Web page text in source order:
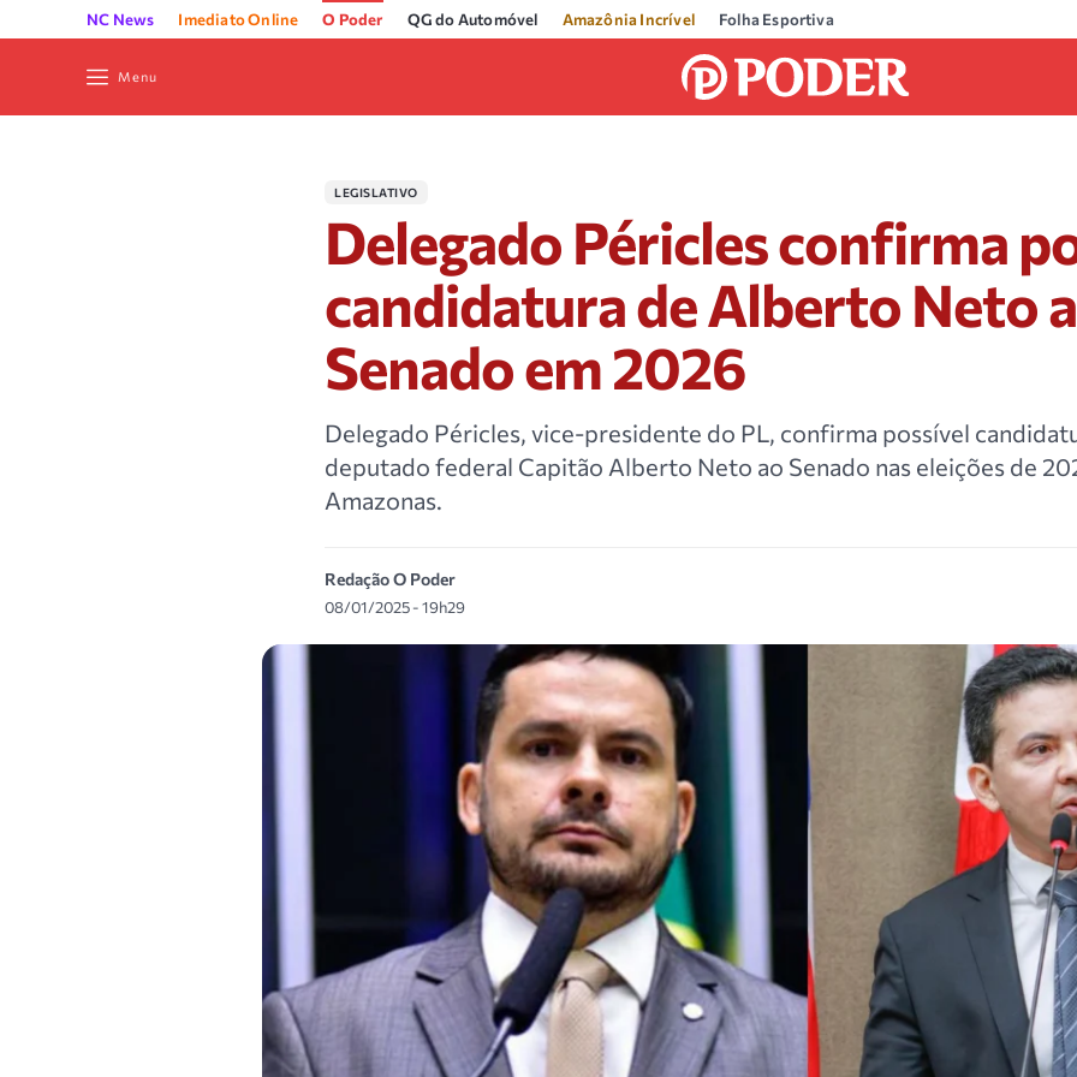
NC News Imediato Online O Poder QG do Automóvel Amazônia Incrível Folha Esportiva
Menu
LEGISLATIVO
Delegado Péricles confirma
candidatura de Alberto Neto
Senado em 2026
Delegado Péricles, vice-presidente do PL, confirma possível
deputado federal Capitão Alberto Neto ao Senado nas eleições de
Amazonas.
Redação O Poder
08/01/2025 - 19h29